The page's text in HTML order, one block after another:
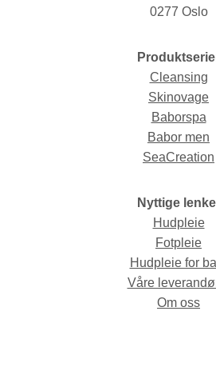
0277 Oslo
Cleansing
Skinovage
Baborspa
Babor men
SeaCreation
Nyttige
Hudpleie
Fotpleie
Hudpleie for
Våre
Om oss